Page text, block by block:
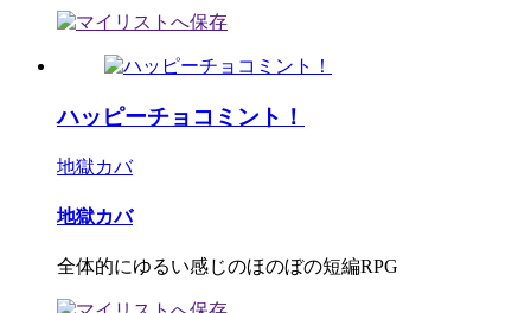
ハッピーチョコミント！
地獄カバ
地獄カバ
全体的にゆるい感じのほのぼの短編RPG